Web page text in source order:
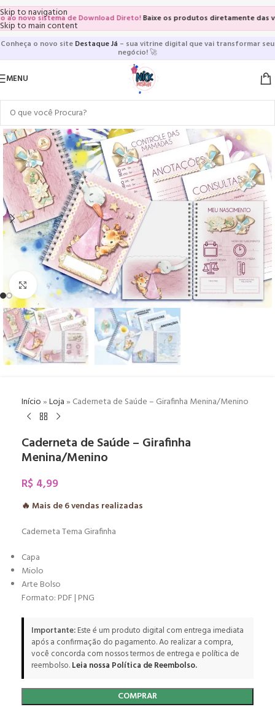
Skip to navigation
Skip to main content
novo sistema de Download Direto!Baixe os produtos diretamente das
Conheça o novo site Destaque Já – sua vitrine digital que vai transformar seu
negócio!🚀
MENU
Click to enlarge
Início»Loja» Caderneta de Saúde – Girafinha Menina/Menino
Caderneta de Saúde – Girafinha
Menina/Menino
R$ 4,99
🔥 Mais de6vendas realizadas
Caderneta Tema Girafinha
Capa
Miolo
Arte Bolso
Formato: PDF | PNG
Importante:Este é um produto digital com entrega imediata
após a confirmação do pagamento. Ao realizar a compra,
você concorda com nossos termos de entrega e política de
reembolso.Leia nossa Política de Reembolso.
COMPRAR